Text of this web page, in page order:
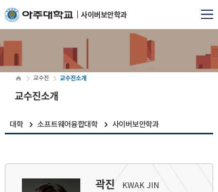
사이버보안학과
교수진 교수진소개
교수진소개
대학 소프트웨어융합대학 사이버보안학과
곽진 KWAK JIN